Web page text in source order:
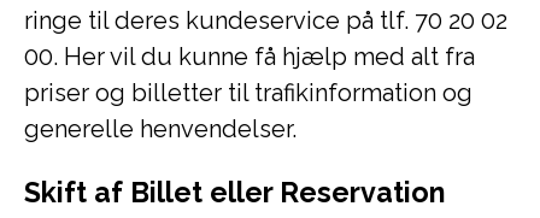
ringe til deres kundeservice på tlf. 70 20 02
00. Her vil du kunne få hjælp med alt fra
priser og billetter til trafikinformation og
generelle henvendelser.
Skift af Billet eller Reservation